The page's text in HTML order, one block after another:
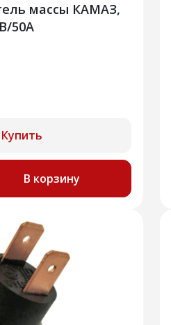
массы КАМАЗ,
50А
Купить
В корзину